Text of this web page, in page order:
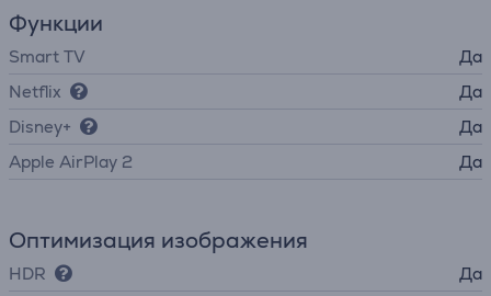
Функции
Smart TV
Да
Netflix
Да
Disney+
Да
Apple AirPlay 2
Да
Оптимизация изображения
HDR
Да